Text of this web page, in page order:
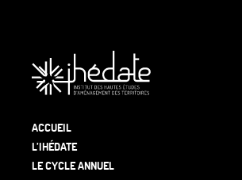
ACCUEIL
L’IHÉDATE
LE CYCLE ANNUEL